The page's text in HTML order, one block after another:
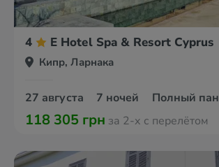
4 E Hotel Spa & Resort Cyprus
Кипр, Ларнака
27 августа 7 ночей Полный
118 305 грн за 2-х с перелётом